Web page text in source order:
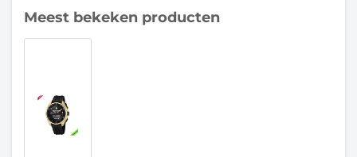
Meest bekeken producten